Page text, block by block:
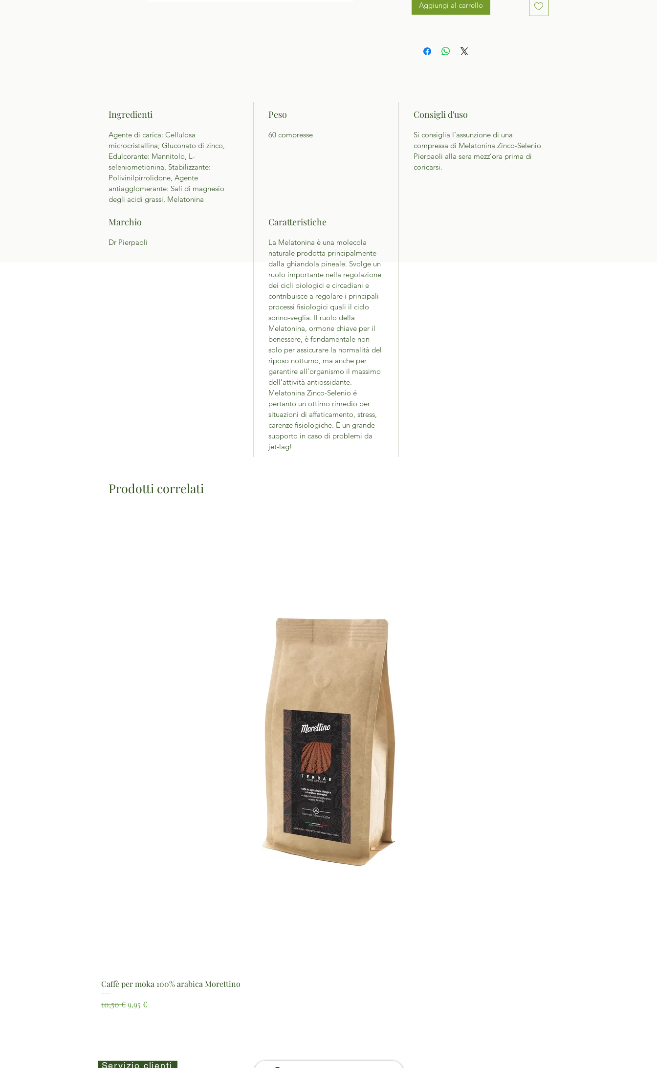
Aggiungi al carrello
Ingredienti
Agente di carica: Cellulosa
microcristallina; Gluconato di zinco,
Edulcorante: Mannitolo, L-
seleniometionina, Stabilizzante:
Polivinilpirrolidone, Agente
antiagglomerante: Sali di magnesio
degli acidi grassi, Melatonina
Peso
60 compresse
Consigli d'uso
Si consiglia l’assunzione di una
compressa di Melatonina Zinco-Selenio
Pierpaoli alla sera mezz’ora prima di
coricarsi.
Marchio
Dr Pierpaoli
Caratteristiche
La Melatonina è una molecola
naturale prodotta principalmente
dalla ghiandola pineale. Svolge un
ruolo importante nella regolazione
dei cicli biologici e circadiani e
contribuisce a regolare i principali
processi fisiologici quali il ciclo
sonno-veglia. Il ruolo della
Melatonina, ormone chiave per il
benessere, è fondamentale non
solo per assicurare la normalità del
riposo notturno, ma anche per
garantire all’organismo il massimo
dell’attività antiossidante.
Melatonina Zinco-Selenio é
pertanto un ottimo rimedio per
situazioni di affaticamento, stress,
carenze fisiologiche. È un grande
supporto in caso di problemi da
jet-lag!
Prodotti correlati
Caffè per moka 100% arabica Morettino
Prezzo regolare
10,50 €Prezzo scontato
9,95 €
Servizio clienti